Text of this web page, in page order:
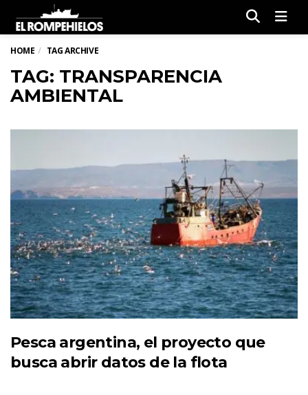
HOME TAG ARCHIVE
TAG: TRANSPARENCIA
AMBIENTAL
Pesca argentina, el proyecto que
busca abrir datos de la flota